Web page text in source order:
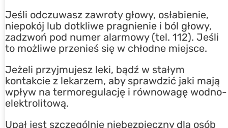
Jeśli odczuwasz zawroty głowy, osłabienie,
niepokój lub dotkliwe pragnienie i ból głowy,
zadzwoń pod numer alarmowy (tel. 112). Jeśli
to możliwe przenieś się w chłodne miejsce.
Jeżeli przyjmujesz leki, bądź w stałym
kontakcie z lekarzem, aby sprawdzić jaki mają
wpływ na termoregulację i równowagę wodno-
elektrolitową.
Upał jest szczególnie niebezpieczny dla osób